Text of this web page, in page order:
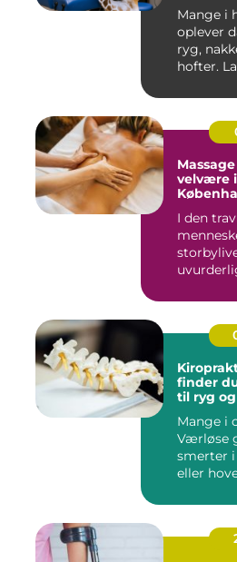
Mange i
oplever
ryg,
hofter.
velvære
I den
finder
til ryg
Mange i
Værløse
smerter i
eller